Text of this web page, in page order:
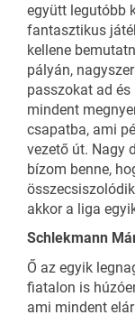
együtt legutóbb
fantasztikus
kellene
pályán,
passzokat ad
mindent
csapatba, ami
vezető út. Nagy
bízom benne,
akkor a liga
Schlekmann
Ő az egyik
fiatalon is
ami mindent